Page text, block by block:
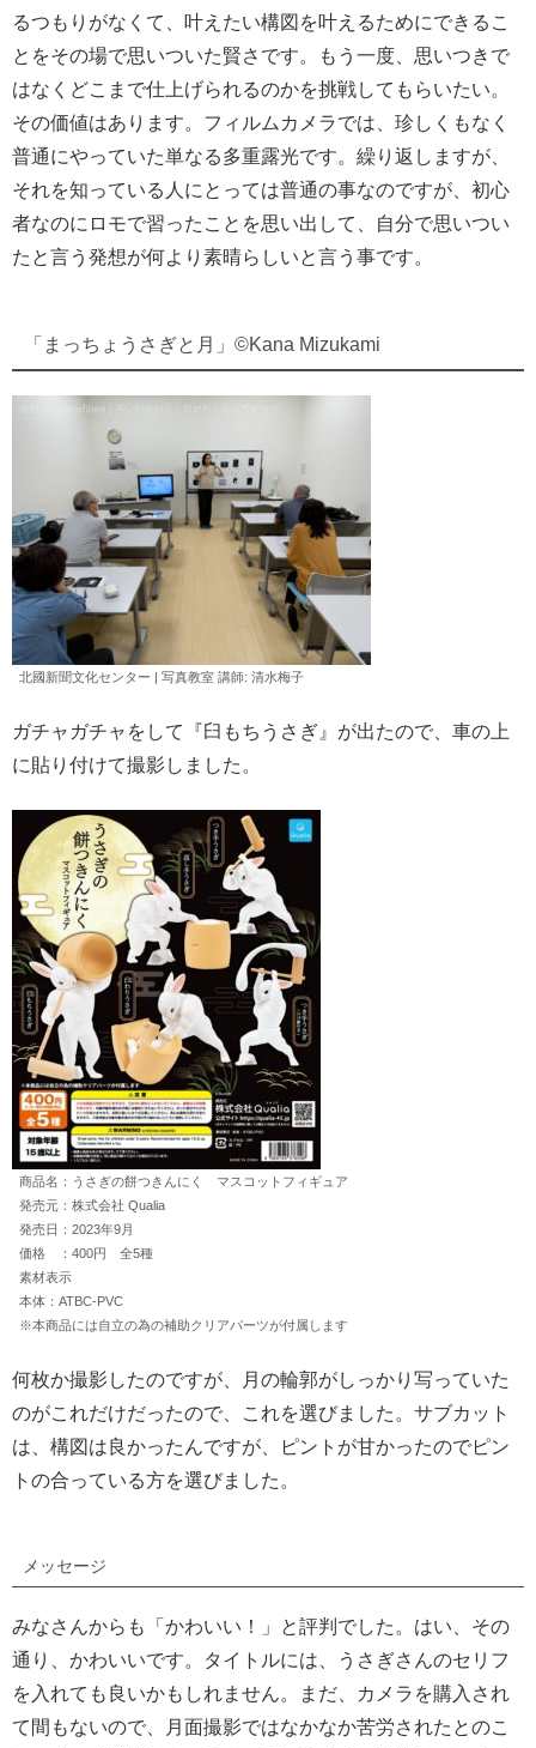
るつもりがなくて、叶えたい構図を叶えるためにできるこ
とをその場で思いついた賢さです。もう一度、思いつきで
はなくどこまで仕上げられるのかを挑戦してもらいたい。
その価値はあります。フィルムカメラでは、珍しくもなく
普通にやっていた単なる多重露光です。繰り返しますが、
それを知っている人にとっては普通の事なのですが、初心
者なのにロモで習ったことを思い出して、自分で思いつい
たと言う発想が何より素晴らしいと言う事です。
「まっちょうさぎと月」©︎Kana Mizukami
北國新聞文化センター | 写真教室 講師: 清水梅子
ガチャガチャをして『臼もちうさぎ』が出たので、車の上
に貼り付けて撮影しました。
商品名：うさぎの餅つきんにく マスコットフィギュア
発売元：株式会社 Qualia
発売日：2023年9月
価格 ：400円 全5種
素材表示
本体：ATBC-PVC
※本商品には自立の為の補助クリアパーツが付属します
何枚か撮影したのですが、月の輪郭がしっかり写っていた
のがこれだけだったので、これを選びました。サブカット
は、構図は良かったんですが、ピントが甘かったのでピン
トの合っている方を選びました。
メッセージ
みなさんからも「かわいい！」と評判でした。はい、その
通り、かわいいです。タイトルには、うさぎさんのセリフ
を入れても良いかもしれません。まだ、カメラを購入され
て間もないので、月面撮影ではなかなか苦労されたとのこ